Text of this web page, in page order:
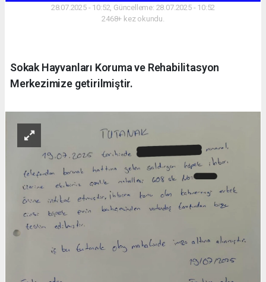
28.07.2025 - 10:52, Güncelleme: 28.07.2025 - 10:52
2468+ kez okundu.
Sokak Hayvanları Koruma ve Rehabilitasyon
Merkezimize getirilmiştir.